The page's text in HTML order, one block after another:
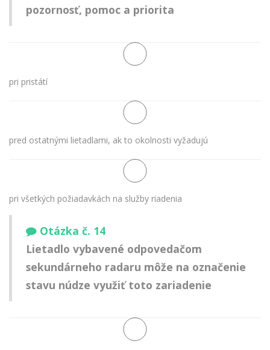
pozornosť, pomoc a priorita
pri pristátí
pred ostatnými lietadlami, ak to okolnosti vyžadujú
pri všetkých požiadavkách na služby riadenia
Otázka č. 14
Lietadlo vybavené odpovedačom
sekundárneho radaru môže na označenie
stavu núdze využiť toto zariadenie